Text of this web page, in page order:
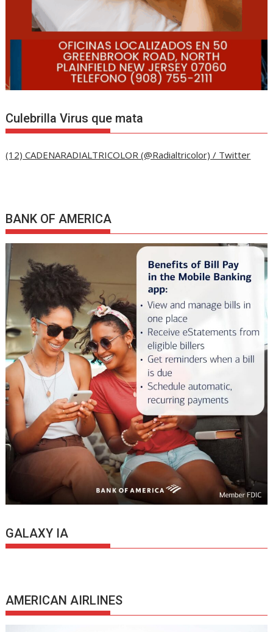
Culebrilla Virus que mata
(12) CADENARADIALTRICOLOR (@Radialtricolor) / Twitter
BANK OF AMERICA
GALAXY IA
AMERICAN AIRLINES